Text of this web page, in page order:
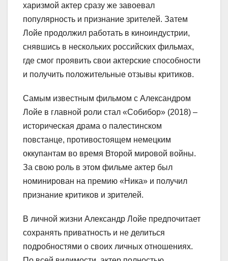
харизмой актер сразу же завоевал
популярность и признание зрителей. Затем
Лойе продолжил работать в киноиндустрии,
снявшись в нескольких российских фильмах,
где смог проявить свои актерские способности
и получить положительные отзывы критиков.
Самым известным фильмом с Александром
Лойе в главной роли стал «Собибор» (2018) –
историческая драма о палестинском
повстанце, противостоящем немецким
оккупантам во время Второй мировой войны.
За свою роль в этом фильме актер был
номинирован на премию «Ника» и получил
признание критиков и зрителей.
В личной жизни Александр Лойе предпочитает
сохранять приватность и не делиться
подробностями о своих личных отношениях.